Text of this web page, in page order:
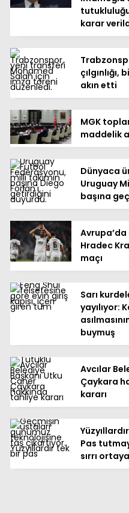
karar
akın etti
MGK
maddelik
Dünyaca
Uruguay
başına
Hradec
maçı
Sarı
yayılıyor:
buymuş
Avcılar
Çaykara
kararı
Pas
sırrı